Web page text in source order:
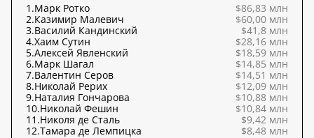
1.Марк Ротко
$86,83 млн
2.Казимир Малевич
$60,00 млн
3.Василий Кандинский
$41,8 млн
4.Хаим Сутин
$28,16 млн
5.Алексей Явленский
$18,59 млн
6.Марк Шагал
$14,85 млн
7.Валентин Серов
$14,51 млн
8.Николай Рерих
$12,09 млн
9.Наталия Гончарова
$10,88 млн
10.Николай Фешин
$10,84 млн
11.Николя де Сталь
$9,42 млн
12.Тамара де Лемпицка
$8,48 млн